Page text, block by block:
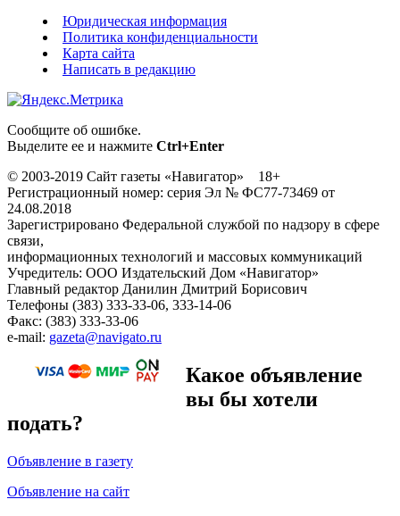
Юридическая информация
Политика конфиденциальности
Карта сайта
Написать в редакцию
Сообщите об ошибке.
Выделите ее и нажмите Ctrl+Enter
© 2003-2019 Сайт газеты «Навигатор» 18+
Регистрационный номер: серия Эл № ФС77-73469 от
24.08.2018
Зарегистрировано Федеральной службой по надзору в сфере
связи,
информационных технологий и массовых коммуникаций
Учредитель: ООО Издательский Дом «Навигатор»
Главный редактор Данилин Дмитрий Борисович
Телефоны (383) 333-33-06, 333-14-06
Факс: (383) 333-33-06
e-mail: gazeta@navigato.ru
Какое объявление
вы бы хотели
подать?
Объявление в газету
Объявление на сайт